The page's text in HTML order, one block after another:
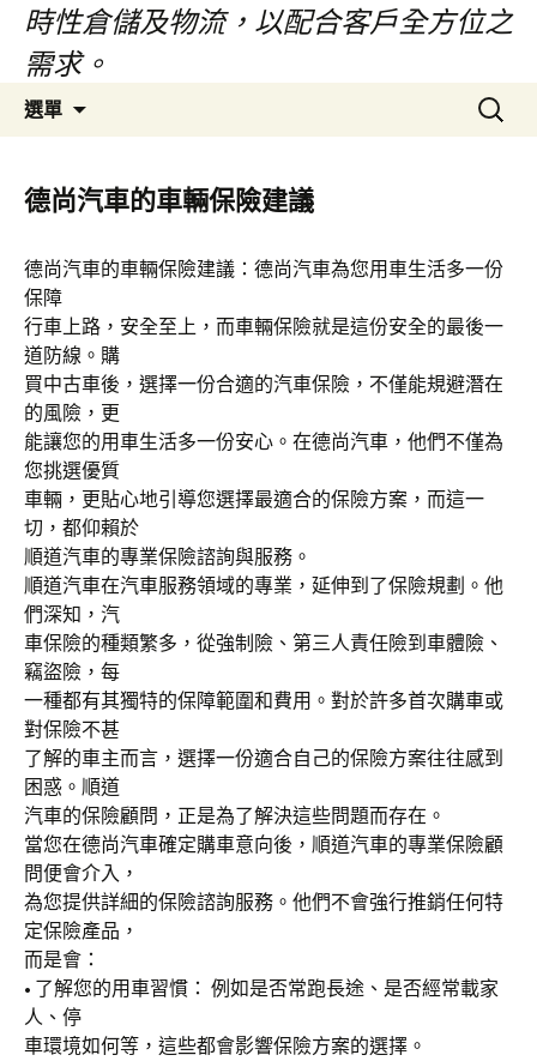
時性倉儲及物流，以配合客戶全方位之
需求。
選單
容
區
搜
尋
德尚汽車的車輛保險建議
德尚汽車的車輛保險建議：德尚汽車為您用車生活多一份
保障
行車上路，安全至上，而車輛保險就是這份安全的最後一
道防線。購
買中古車後，選擇一份合適的汽車保險，不僅能規避潛在
的風險，更
能讓您的用車生活多一份安心。在德尚汽車，他們不僅為
您挑選優質
車輛，更貼心地引導您選擇最適合的保險方案，而這一
切，都仰賴於
順道汽車的專業保險諮詢與服務。
順道汽車在汽車服務領域的專業，延伸到了保險規劃。他
們深知，汽
車保險的種類繁多，從強制險、第三人責任險到車體險、
竊盜險，每
一種都有其獨特的保障範圍和費用。對於許多首次購車或
對保險不甚
了解的車主而言，選擇一份適合自己的保險方案往往感到
困惑。順道
汽車的保險顧問，正是為了解決這些問題而存在。
當您在德尚汽車確定購車意向後，順道汽車的專業保險顧
問便會介入，
為您提供詳細的保險諮詢服務。他們不會強行推銷任何特
定保險產品，
而是會：
• 了解您的用車習慣： 例如是否常跑長途、是否經常載家
人、停
車環境如何等，這些都會影響保險方案的選擇。